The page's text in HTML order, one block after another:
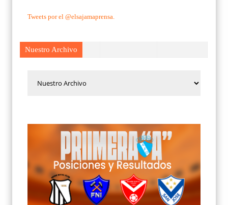
Tweets por el @elsajamaprensa.
Nuestro Archivo